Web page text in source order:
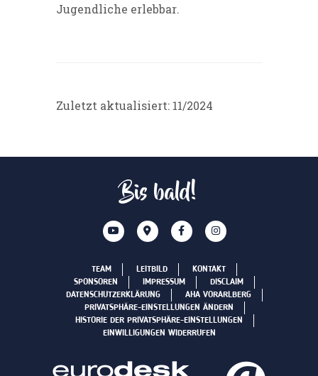
Jugendliche erlebbar.
Zuletzt aktualisiert: 11/2024
Bis bald!
TEAM LEITBILD
KONTAKT
SPONSOREN
IMPRESSUM
DISCLAIM
DATENSCHUTZERKLÄRUNG
AHA VORARLBERG
PRIVATSPHÄRE-EINSTELLUNGEN ÄNDERN
HISTORIE DER PRIVATSPHÄRE-EINSTELLUNGEN
EINWILLIGUNGEN WIDERRUFEN